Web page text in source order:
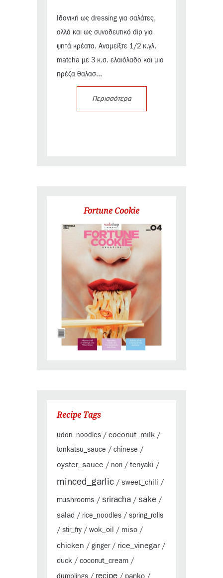
Ιδανική ως dressing για σαλάτες,
αλλά και ως συνοδευτικό dip για
ψητά κρέατα. Αναμείξτε 1/2 κ.γλ.
matcha με 3 κ.σ. ελαιόλαδο και μια
πρέζα θαλασ...
Περισσότερα
Fortune Cookie
Recipe Tags
udon_noodles / coconut_milk /
tonkatsu_sauce / chinese /
oyster_sauce / nori / teriyaki /
minced_garlic / sweet_chili /
mushrooms / sriracha / sake /
salad / rice_noodles / spring_rolls
/ stir_fry / wok_oil / miso /
chicken / ginger/ rice_vinegar/
duck / coconut_cream /
dumplings / recipe / panko /